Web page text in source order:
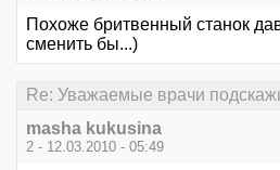
Похоже бритвенный станок
сменить бы...)
Re: Уважаемые врачи
masha kukusina
2 - 12.03.2010 - 05:49